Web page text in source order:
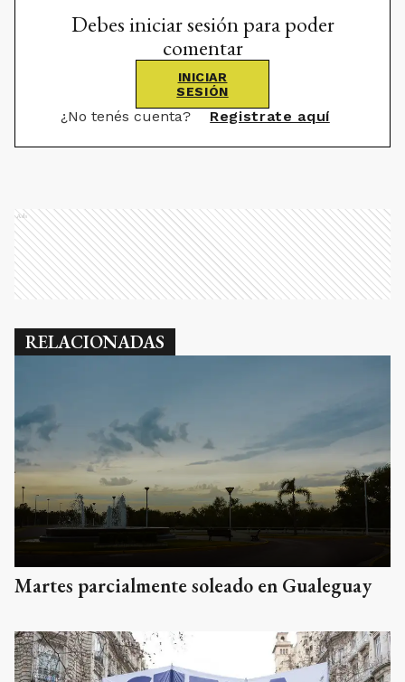
Debes iniciar sesión para poder
comentar
INICIAR
SESIÓN
¿No tenés cuenta? Registrate aquí
Ads
RELACIONADAS
Martes parcialmente soleado en Gualeguay